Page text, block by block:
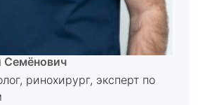
Семёнович
ринохирург, эксперт по